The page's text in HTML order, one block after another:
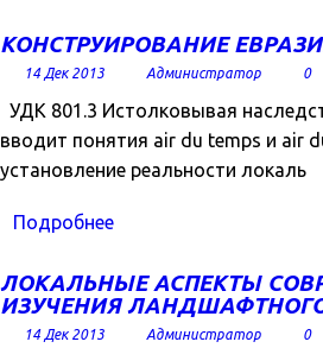
КОНСТРУИРОВАНИЕ
14 Дек 2013 Администратор 0
УДК 801.3 Истолковывая
вводит понятия air du temps и air
установление реальности локаль
Подробнее
ЛОКАЛЬНЫЕ АСПЕКТЫ
ИЗУЧЕНИЯ
14 Дек 2013 Администратор
0